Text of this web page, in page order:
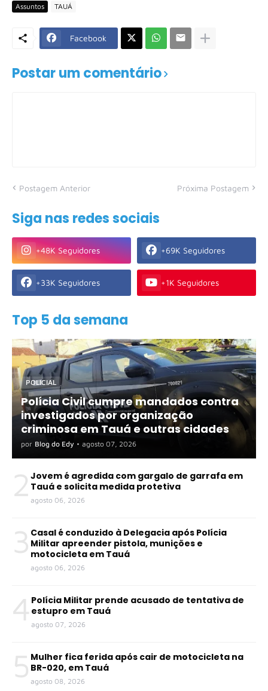
Assuntos TAUÁ
Facebook
Postar um comentário
Postagem Anterior Próxima Postagem
Siga nas redes sociais
+48K Seguidores +69K Seguidores
+33K Seguidores +1K Seguidores
Top 5 da semana
POLICIAL
Polícia Civil cumpre mandados contra
investigados por organização
criminosa em Tauá e outras cidades
por Blog do Edy • agosto 07, 2026
2 Jovem é agredida com gargalo de garrafa em
Tauá e solicita medida protetiva
agosto 06, 2026
3 Casal é conduzido à Delegacia após Polícia
Militar apreender pistola, munições e
motocicleta em Tauá
agosto 06, 2026
4 Polícia Militar prende acusado de tentativa de
estupro em Tauá
agosto 07, 2026
5 Mulher fica ferida após cair de motocicleta na
BR-020, em Tauá
agosto 08, 2026